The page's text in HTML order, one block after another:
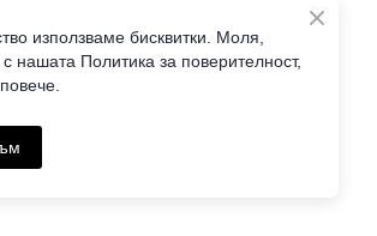
с времето.
използваме бисквитки. Моля,
нашата Политика за поверителност,